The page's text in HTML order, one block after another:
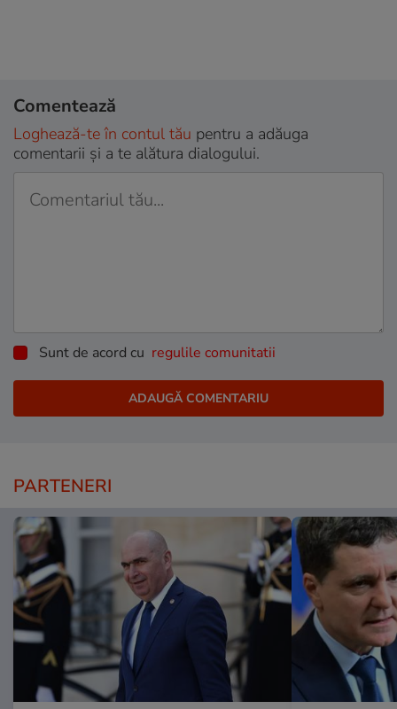
Comentează
Loghează-te în contul tău pentru a adăuga
comentarii și a te alătura dialogului.
Sunt de acord cu regulile comunitatii
PARTENERI